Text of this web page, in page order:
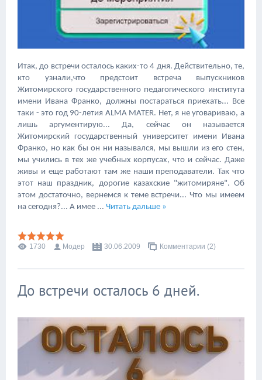
Итак, до встречи осталось каких-то 4 дня. Действительно, те,
кто узнали,что предстоит встреча выпускников
Житомирского государственного педагогического института
имени Ивана Франко, должны постараться приехать... Все
таки - это год 90-летия ALMA MATER. Нет, я не уговариваю, а
лишь аргументирую... Да, сейчас он называется
Житомирский государственный университет имени Ивана
Франко, но как бы он ни назывался, мы вышли из его стен,
мы учились в тех же учебных корпусах, что и сейчас. Даже
живы и еще работают там же наши преподаватели. Так что
этот наш праздник, дорогие казахские "житомиряне". Об
этом достаточно, вернемся к теме встречи... Что мы имеем
на сегодня?... А имее ... Читать дальше »
1730 Модер 30.06.2009 Комментарии (2)
До встречи осталось 6 дней.